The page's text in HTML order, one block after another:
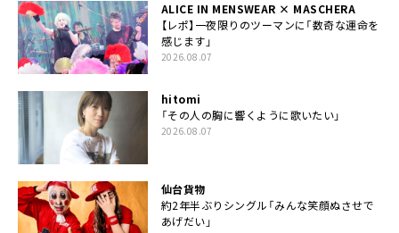
ALICE IN MENSWEAR × MASCHERA
【レポ】一夜限りのツーマンに「数奇な運命を
感じます」
2026.08.07
hitomi
「その人の胸に響くように歌いたい」
2026.08.07
仙台貨物
約2年半ぶりシングル「みんな笑顔ぬさせで
あげだい」